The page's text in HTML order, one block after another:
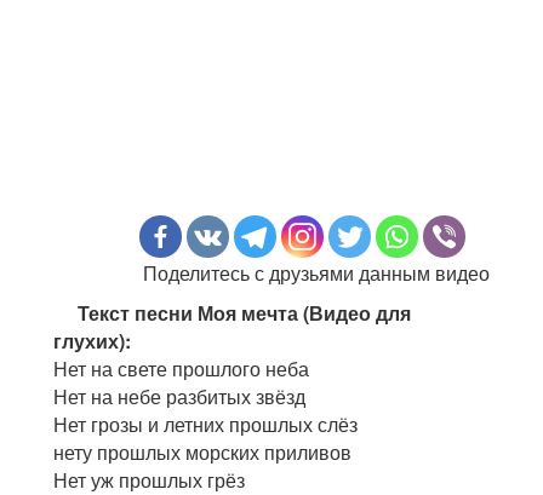
Поделитесь с друзьями данным видео
Текст песни Моя мечта (Видео для
глухих):
Нет на свете прошлого неба
Нет на небе разбитых звёзд
Нет грозы и летних прошлых слёз
нету прошлых морских приливов
Нет уж прошлых грёз